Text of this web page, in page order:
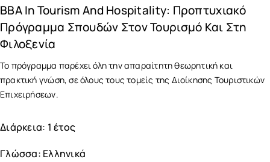
BBA In Tourism And Hospitality: Προπτυχιακό
Πρόγραμμα Σπουδών Στον Τουρισμό Και Στη
Φιλοξενία
Το πρόγραμμα παρέχει όλη την απαραίτητη θεωρητική και
πρακτική γνώση, σε όλους τους τομείς της Διοίκησης Τουριστικών
Επιχειρήσεων.
Διάρκεια: 1 έτος
Γλώσσα: Ελληνικά